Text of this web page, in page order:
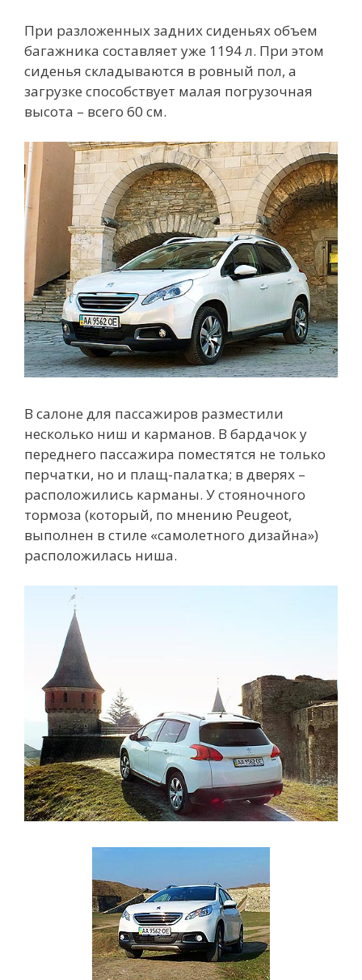
При разложенных задних сиденьях объем
багажника составляет уже 1194 л. При этом
сиденья складываются в ровный пол, а
загрузке способствует малая погрузочная
высота – всего 60 см.
В салоне для пассажиров разместили
несколько ниш и карманов. В бардачок у
переднего пассажира поместятся не только
перчатки, но и плащ-палатка; в дверях –
расположились карманы. У стояночного
тормоза (который, по мнению Peugeot,
выполнен в стиле «самолетного дизайна»)
расположилась ниша.